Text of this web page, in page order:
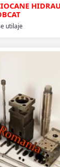
utilaje